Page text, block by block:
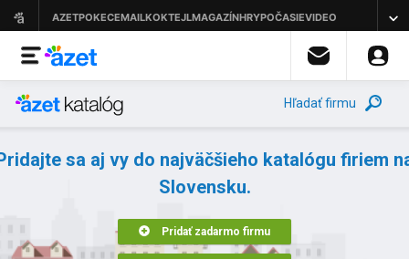
Hľadať firmu
sa aj vy do najväčšieho katalógu firiem
Slovensku.
Pridať zadarmo firmu